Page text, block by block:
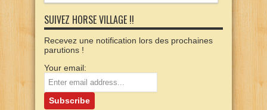
SUIVEZ HORSE VILLAGE !!
Recevez une notification lors des prochaines
parutions !
Your email: